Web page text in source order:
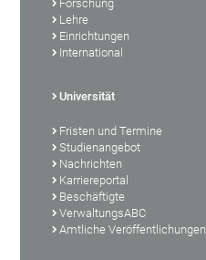
Forschung
Lehre
Einrichtungen
International
Universität
Fristen und Termine
Studienangebot
Nachrichten
Karriereportal
Beschäftigte
VerwaltungsABC
Amtliche Veröffentlichungen